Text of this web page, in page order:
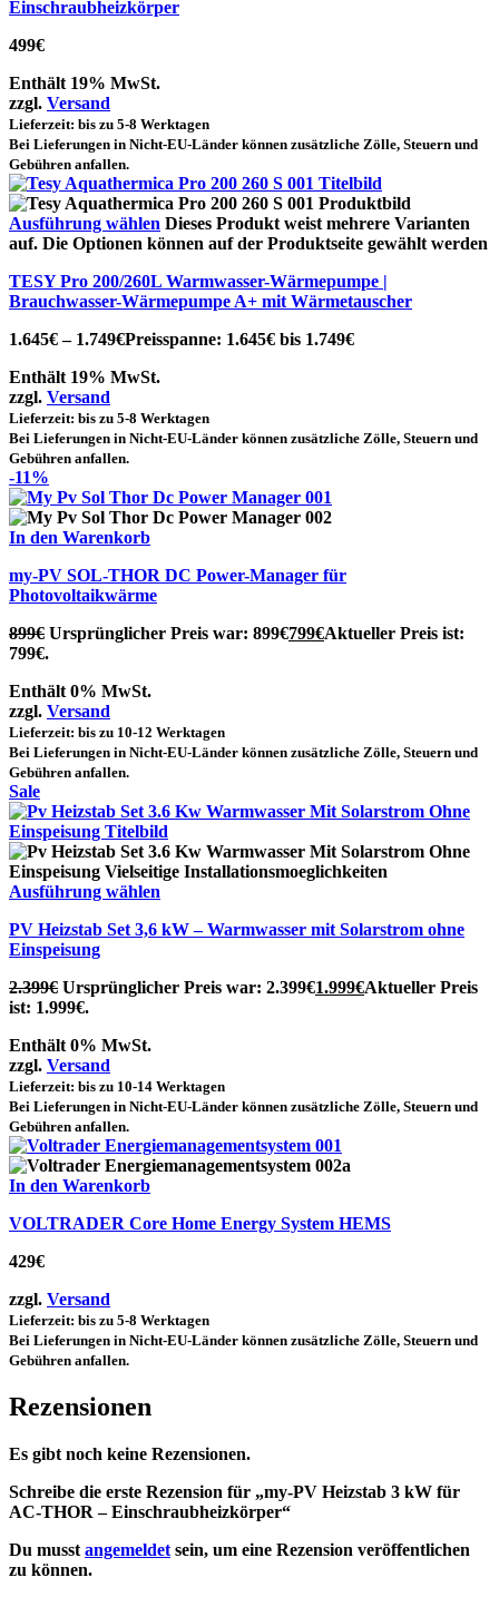
Einschraubheizkörper
499€
Enthält 19% MwSt.
zzgl. Versand
Lieferzeit: bis zu 5-8 Werktagen
Bei Lieferungen in Nicht-EU-Länder können zusätzliche Zölle, Steuern und
Gebühren anfallen.
Ausführung wählen Dieses Produkt weist mehrere Varianten
auf. Die Optionen können auf der Produktseite gewählt werden
TESY Pro 200/260L Warmwasser-Wärmepumpe |
Brauchwasser-Wärmepumpe A+ mit Wärmetauscher
1.645€ – 1.749€Preisspanne: 1.645€ bis 1.749€
Enthält 19% MwSt.
zzgl. Versand
Lieferzeit: bis zu 5-8 Werktagen
Bei Lieferungen in Nicht-EU-Länder können zusätzliche Zölle, Steuern und
Gebühren anfallen.
-11%
In den Warenkorb
my-PV SOL-THOR DC Power-Manager für
Photovoltaikwärme
899€ Ursprünglicher Preis war: 899€799€Aktueller Preis ist:
799€.
Enthält 0% MwSt.
zzgl. Versand
Lieferzeit: bis zu 10-12 Werktagen
Bei Lieferungen in Nicht-EU-Länder können zusätzliche Zölle, Steuern und
Gebühren anfallen.
Sale
Ausführung wählen
PV Heizstab Set 3,6 kW – Warmwasser mit Solarstrom ohne
Einspeisung
2.399€ Ursprünglicher Preis war: 2.399€1.999€Aktueller Preis
ist: 1.999€.
Enthält 0% MwSt.
zzgl. Versand
Lieferzeit: bis zu 10-14 Werktagen
Bei Lieferungen in Nicht-EU-Länder können zusätzliche Zölle, Steuern und
Gebühren anfallen.
In den Warenkorb
VOLTRADER Core Home Energy System HEMS
429€
zzgl. Versand
Lieferzeit: bis zu 5-8 Werktagen
Bei Lieferungen in Nicht-EU-Länder können zusätzliche Zölle, Steuern und
Gebühren anfallen.
Rezensionen
Es gibt noch keine Rezensionen.
Schreibe die erste Rezension für „my-PV Heizstab 3 kW für
AC-THOR – Einschraubheizkörper“
Du musst angemeldet sein, um eine Rezension veröffentlichen
zu können.